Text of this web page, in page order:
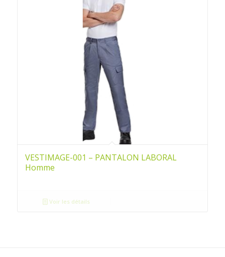
VESTIMAGE-001 – PANTALON LABORAL
Homme
Voir les détails